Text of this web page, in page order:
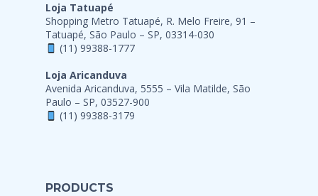
Loja Tatuapé
Shopping Metro Tatuapé, R. Melo Freire, 91 –
Tatuapé, São Paulo – SP, 03314-030
(11) 99388-1777
Loja Aricanduva
Avenida Aricanduva, 5555 – Vila Matilde, São
Paulo – SP, 03527-900
(11) 99388-3179
PRODUCTS